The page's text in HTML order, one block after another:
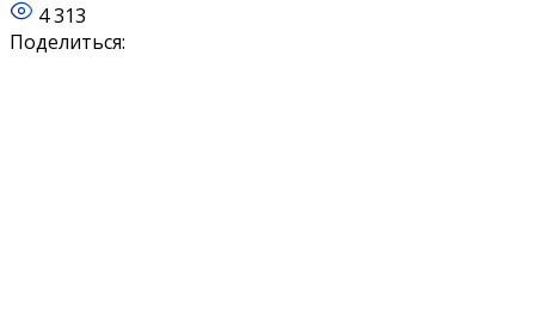
4 313
Поделиться: